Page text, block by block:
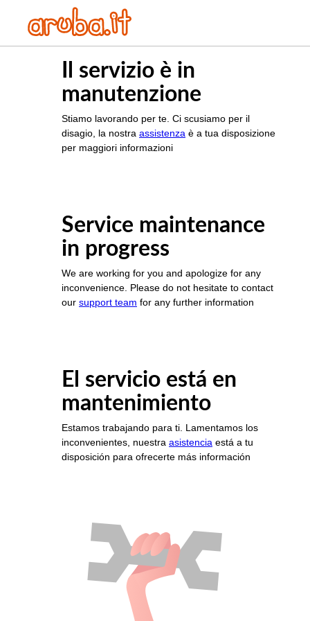
Il servizio è in
manutenzione
Stiamo lavorando per te. Ci scusiamo per il
disagio, la nostra assistenza è a tua disposizione
per maggiori informazioni
Service maintenance
in progress
We are working for you and apologize for any
inconvenience. Please do not hesitate to contact
our support team for any further information
El servicio está en
mantenimiento
Estamos trabajando para ti. Lamentamos los
inconvenientes, nuestra asistencia está a tu
disposición para ofrecerte más información